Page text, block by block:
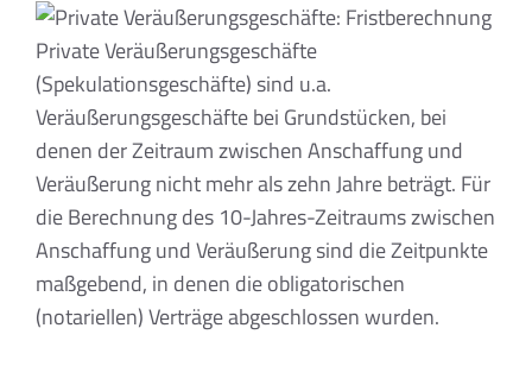
Private Veräußerungsgeschäfte
(Spekulationsgeschäfte) sind u.a.
Veräußerungsgeschäfte bei Grundstücken, bei
denen der Zeitraum zwischen Anschaffung und
Veräußerung nicht mehr als zehn Jahre beträgt. Für
die Berechnung des 10-Jahres-Zeitraums zwischen
Anschaffung und Veräußerung sind die Zeitpunkte
maßgebend, in denen die obligatorischen
(notariellen) Verträge abgeschlossen wurden.